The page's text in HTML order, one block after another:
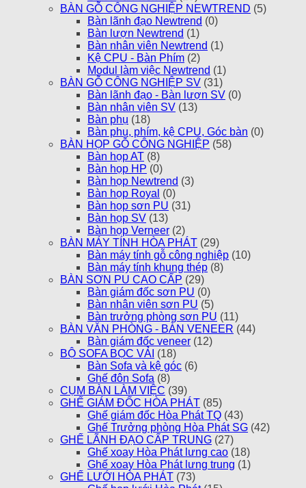
BÀN GỖ CÔNG NGHIỆP NEWTREND (5)
Bàn lãnh đạo Newtrend (0)
Bàn lượn Newtrend (1)
Bàn nhân viên Newtrend (1)
Kệ CPU - Bàn Phím (2)
Modul làm việc Newtrend (1)
BÀN GỖ CÔNG NGHIỆP SV (31)
Bàn lãnh đạo - Bàn lượn SV (0)
Bàn nhân viên SV (13)
Bàn phụ (18)
Bàn phụ, phím, kệ CPU, Góc bàn (0)
BÀN HỌP GỖ CÔNG NGHIỆP (58)
Bàn họp AT (8)
Bàn họp HP (0)
Bàn họp Newtrend (3)
Bàn họp Royal (0)
Bàn họp sơn PU (31)
Bàn họp SV (13)
Bàn họp Verneer (2)
BÀN MÁY TÍNH HÒA PHÁT (29)
Bàn máy tính gỗ công nghiệp (10)
Bàn máy tính khung thép (8)
BÀN SƠN PU CAO CẤP (29)
Bàn giám đốc sơn PU (0)
Bàn nhân viên sơn PU (5)
Bàn trưởng phòng sơn PU (11)
BÀN VĂN PHÒNG - BÀN VENEER (44)
Bàn giám đốc veneer (12)
BỘ SOFA BỌC VẢI (18)
Bàn Sofa và kệ góc (6)
Ghế đôn Sofa (8)
CỤM BÀN LÀM VIỆC (39)
GHẾ GIÁM ĐỐC HÒA PHÁT (85)
Ghế giám đốc Hòa Phát TQ (43)
Ghế Trưởng phòng Hòa Phát SG (42)
GHẾ LÃNH ĐẠO CẤP TRUNG (27)
Ghế xoay Hòa Phát lưng cao (18)
Ghế xoay Hòa Phát lưng trung (1)
GHẾ LƯỚI HÒA PHÁT (73)